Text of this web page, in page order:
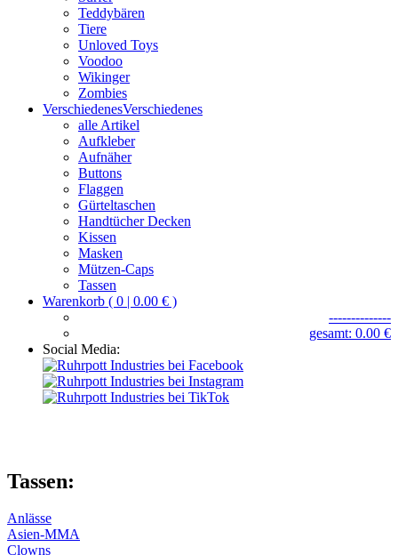
Teddybären
Tiere
Unloved Toys
Voodoo
Wikinger
Zombies
VerschiedenesVerschiedenes
alle Artikel
Aufkleber
Aufnäher
Buttons
Flaggen
Gürteltaschen
Handtücher Decken
Kissen
Masken
Mützen-Caps
Tassen
Warenkorb ( 0 | 0.00 € )
--------------
gesamt: 0.00 €
Social Media:
Tassen:
Anlässe
Asien-MMA
Clowns